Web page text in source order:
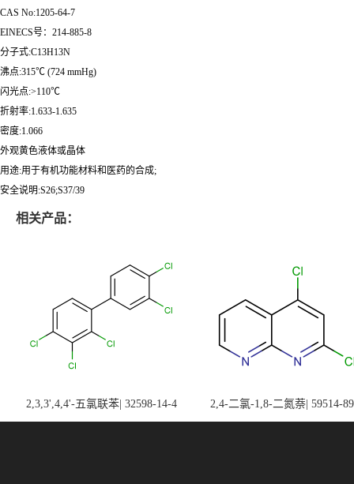
CAS No:1205-64-7
EINECS号：214-885-8
分子式:C13H13N
沸点:315℃ (724 mmHg)
闪光点:>110℃
折射率:1.633-1.635
密度:1.066
外观黄色液体或晶体
用途:用于有机功能材料和医药的合成;
安全说明:S26;S37/39
相关产品：
2,3,3',4,4'-五氯联苯| 32598-14-4 2,4-二氯-1,8-二氮萘| 59514-